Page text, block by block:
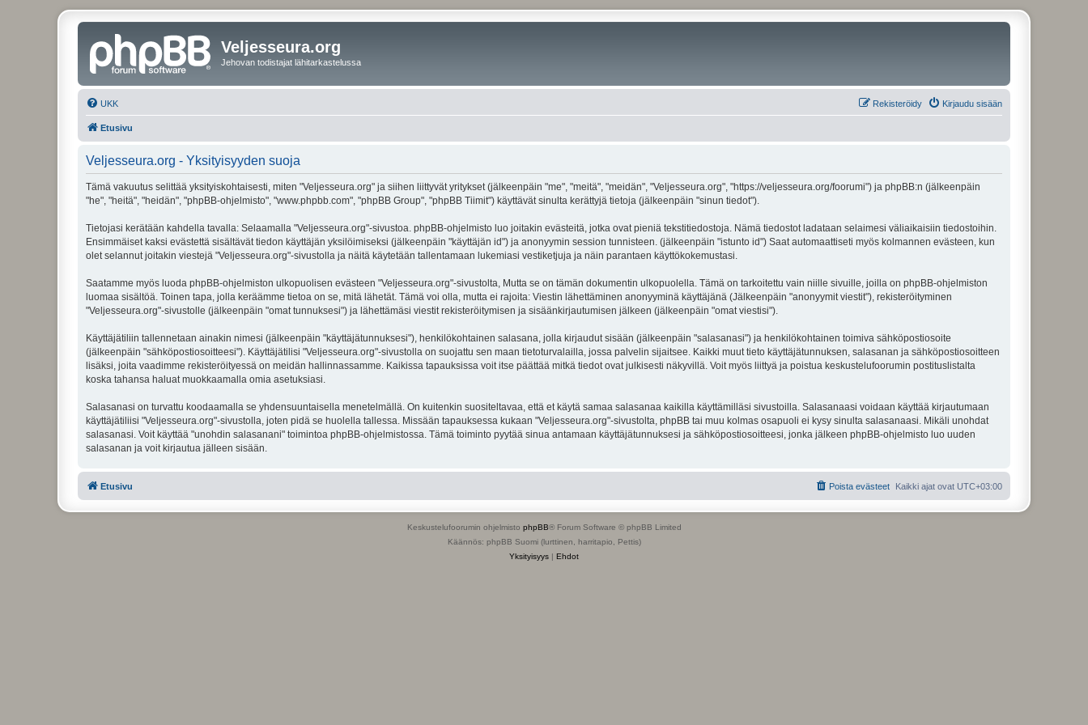
Veljesseura.org
Jehovan todistajat lähitarkastelussa
UKK Kirjaudu sisään
Rekisteröidy
Etusivu
Veljesseura.org - Yksityisyyden suoja
Tämä vakuutus selittää yksityiskohtaisesti, miten "Veljesseura.org" ja siihen liittyvät yritykset (jälkeenpäin "me", "meitä", "meidän", "Veljesseura.org", "https://veljesseura.org/foorumi") ja phpBB:n (jälkeenpäin
"he", "heitä", "heidän", "phpBB-ohjelmisto", "www.phpbb.com", "phpBB Group", "phpBB Tiimit") käyttävät sinulta kerättyjä tietoja (jälkeenpäin "sinun tiedot").
Tietojasi kerätään kahdella tavalla: Selaamalla "Veljesseura.org"-sivustoa. phpBB-ohjelmisto luo joitakin evästeitä, jotka ovat pieniä tekstitiedostoja. Nämä tiedostot ladataan selaimesi väliaikaisiin tiedostoihin.
Ensimmäiset kaksi evästettä sisältävät tiedon käyttäjän yksilöimiseksi (jälkeenpäin "käyttäjän id") ja anonyymin session tunnisteen. (jälkeenpäin "istunto id") Saat automaattiseti myös kolmannen evästeen, kun
olet selannut joitakin viestejä "Veljesseura.org"-sivustolla ja näitä käytetään tallentamaan lukemiasi vestiketjuja ja näin parantaen käyttökokemustasi.
Saatamme myös luoda phpBB-ohjelmiston ulkopuolisen evästeen "Veljesseura.org"-sivustolta, Mutta se on tämän dokumentin ulkopuolella. Tämä on tarkoitettu vain niille sivuille, joilla on phpBB-ohjelmiston
luomaa sisältöä. Toinen tapa, jolla keräämme tietoa on se, mitä lähetät. Tämä voi olla, mutta ei rajoita: Viestin lähettäminen anonyyminä käyttäjänä (Jälkeenpäin "anonyymit viestit"), rekisteröityminen
"Veljesseura.org"-sivustolle (jälkeenpäin "omat tunnuksesi") ja lähettämäsi viestit rekisteröitymisen ja sisäänkirjautumisen jälkeen (jälkeenpäin "omat viestisi").
Käyttäjätiliin tallennetaan ainakin nimesi (jälkeenpäin "käyttäjätunnuksesi"), henkilökohtainen salasana, jolla kirjaudut sisään (jälkeenpäin "salasanasi") ja henkilökohtainen toimiva sähköpostiosoite
(jälkeenpäin "sähköpostiosoitteesi"). Käyttäjätilisi "Veljesseura.org"-sivustolla on suojattu sen maan tietoturvalailla, jossa palvelin sijaitsee. Kaikki muut tieto käyttäjätunnuksen, salasanan ja sähköpostiosoitteen
lisäksi, joita vaadimme rekisteröityessä on meidän hallinnassamme. Kaikissa tapauksissa voit itse päättää mitkä tiedot ovat julkisesti näkyvillä. Voit myös liittyä ja poistua keskustelufoorumin postituslistalta
koska tahansa haluat muokkaamalla omia asetuksiasi.
Salasanasi on turvattu koodaamalla se yhdensuuntaisella menetelmällä. On kuitenkin suositeltavaa, että et käytä samaa salasanaa kaikilla käyttämilläsi sivustoilla. Salasanaasi voidaan käyttää kirjautumaan
käyttäjätiliisi "Veljesseura.org"-sivustolla, joten pidä se huolella tallessa. Missään tapauksessa kukaan "Veljesseura.org"-sivustolta, phpBB tai muu kolmas osapuoli ei kysy sinulta salasanaasi. Mikäli unohdat
salasanasi. Voit käyttää "unohdin salasanani" toimintoa phpBB-ohjelmistossa. Tämä toiminto pyytää sinua antamaan käyttäjätunnuksesi ja sähköpostiosoitteesi, jonka jälkeen phpBB-ohjelmisto luo uuden
salasanan ja voit kirjautua jälleen sisään.
Etusivu Kaikki ajat ovat UTC+03:00
Poista evästeet
Keskustelufoorumin ohjelmisto phpBB® Forum Software © phpBB Limited
Käännös: phpBB Suomi (lurttinen, harritapio, Pettis)
Yksityisyys | Ehdot